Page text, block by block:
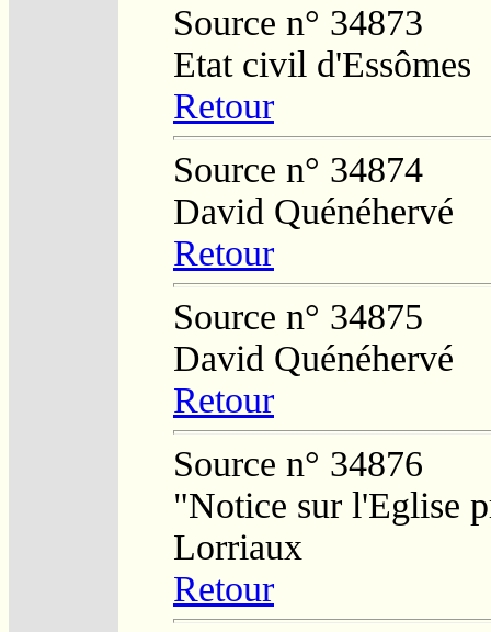
Source n° 34873
Etat civil d'Essômes
Retour
Source n° 34874
David Quénéhervé
Retour
Source n° 34875
David Quénéhervé
Retour
Source n° 34876
"Notice sur l'Eglise
Lorriaux
Retour